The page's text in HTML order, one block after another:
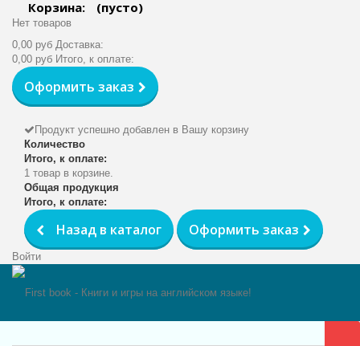
Корзина: (пусто)
Нет товаров
0,00 руб Доставка:
0,00 руб Итого, к оплате:
Оформить заказ
Продукт успешно добавлен в Вашу корзину
Количество
Итого, к оплате:
1 товар в корзине.
Общая продукция
Итого, к оплате:
Назад в каталог Оформить заказ
Войти